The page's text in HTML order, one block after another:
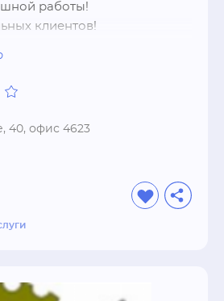
работы!
клиентов!
и на любые
экспертизой,бюджетными и
От Вас  -
40, офис 4623